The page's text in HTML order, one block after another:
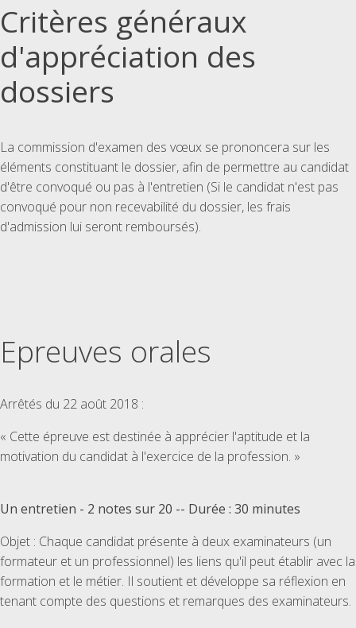
Critères généraux
d'appréciation des
dossiers
La commission d'examen des vœux se prononcera sur les
éléments constituant le dossier, afin de permettre au candidat
d'être convoqué ou pas à l'entretien (Si le candidat n'est pas
convoqué pour non recevabilité du dossier, les frais
d'admission lui seront remboursés).
Epreuves orales
Arrêtés du 22 août 2018 :
« Cette épreuve est destinée à apprécier l'aptitude et la
motivation du candidat à l'exercice de la profession. »
Un entretien - 2 notes sur 20 -- Durée : 30 minutes
Objet : Chaque candidat présente à deux examinateurs (un
formateur et un professionnel) les liens qu'il peut établir avec la
formation et le métier. Il soutient et développe sa réflexion en
tenant compte des questions et remarques des examinateurs.